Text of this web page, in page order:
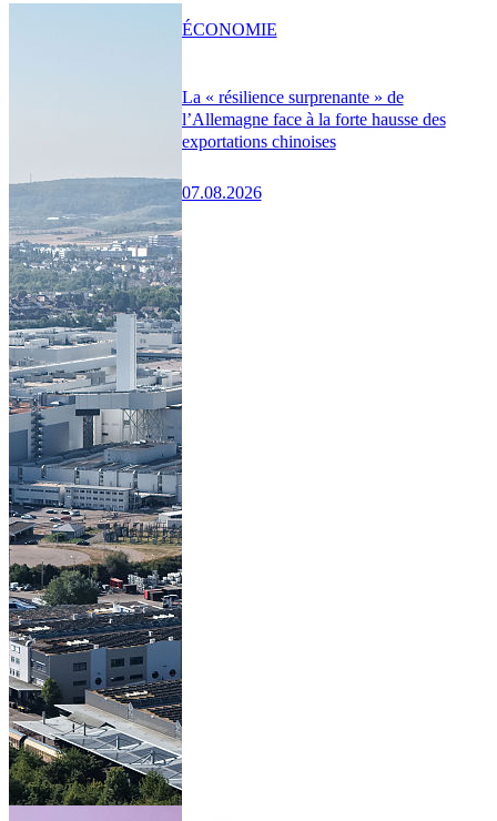
La « résilience surprenante » de
l’Allemagne face à la forte hausse des
exportations chinoises
07.08.2026
ÉCONOMIE